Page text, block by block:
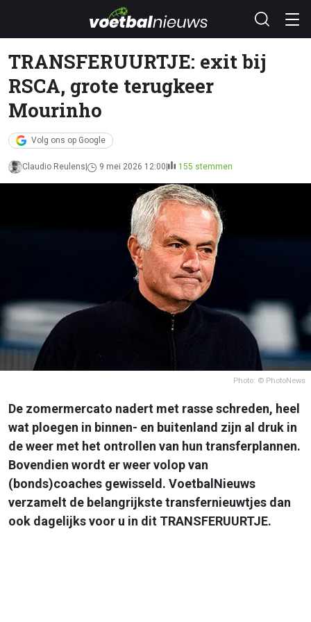
TRANSFERUURTJE: exit bij
RSCA, grote terugkeer
Mourinho
Volg ons op Google
Claudio Reulens 9 mei 2026 12:00 155 stemmen
Photo: © PhotoNews
De zomermercato nadert met rasse schreden, heel
wat ploegen in binnen- en buitenland zijn al druk in
de weer met het ontrollen van hun transferplannen.
Bovendien wordt er weer volop van
(bonds)coaches gewisseld. VoetbalNieuws
verzamelt de belangrijkste transfernieuwtjes dan
ook dagelijks voor u in dit TRANSFERUURTJE.